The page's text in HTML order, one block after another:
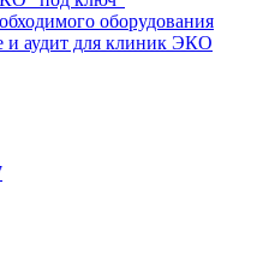
оборудования
и аудит для клиник ЭКО